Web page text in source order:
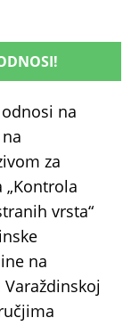
odnosi na
za
vrsta“
na